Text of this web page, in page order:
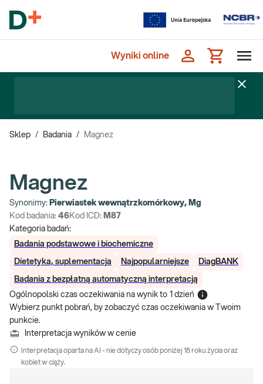
Wyniki online
Sklep / Badania / Magnez
Magnez
Synonimy: Pierwiastek wewnątrzkomórkowy, Mg
Kod badania: 46Kod ICD: M87
Kategoria badań:
Badania podstawowe i biochemiczne
Dietetyka, suplementacja Najpopularniejsze DiagBANK
Badania z bezpłatną automatyczną interpretacją
Ogólnopolski czas oczekiwania na wynik to 1 dzień
Wybierz punkt pobrań, by zobaczyć czas oczekiwania w Twoim
punkcie.
Interpretacja wyników w cenie
Interpretacja oparta na AI - nie dotyczy osób poniżej 18 roku życia oraz
kobiet w ciąży.